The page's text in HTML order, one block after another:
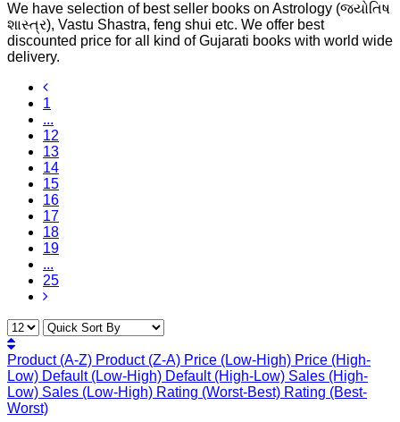
We have selection of best seller books on Astrology (જ્યોતિષ
શાસ્ત્ર), Vastu Shastra, feng shui etc. We offer best
discounted price for all kind of Gujarati books with world wide
delivery.
1
...
12
13
14
15
16
17
18
19
...
25
Product (A-Z) Product (Z-A) Price (Low-High) Price (High-
Low) Default (Low-High) Default (High-Low) Sales (High-
Low) Sales (Low-High) Rating (Worst-Best) Rating (Best-
Worst)